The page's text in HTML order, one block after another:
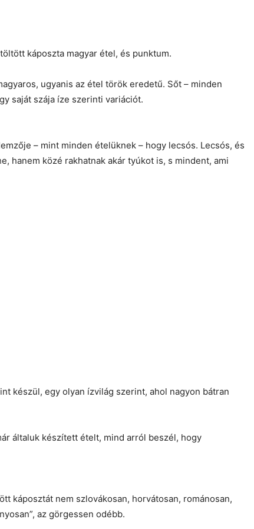
káposzta magyar étel, és punktum.
ugyanis az étel török eredetű. Sőt – minden
saját szája íze szerinti variációt.
– mint minden ételüknek – hogy lecsós. Lecsós, és
hanem közé rakhatnak akár tyúkot is, s mindent, ami
készül, egy olyan ízvilág szerint, ahol nagyon bátran
általuk készített ételt, mind arról beszél, hogy
káposztát nem szlovákosan, horvátosan, románosan,
az görgessen odébb.